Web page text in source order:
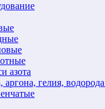
азота
аргона, гелия,